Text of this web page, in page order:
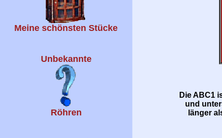
Meine schönsten Stücke
Unbekannte
Röhren
Die ABC1
und
länger